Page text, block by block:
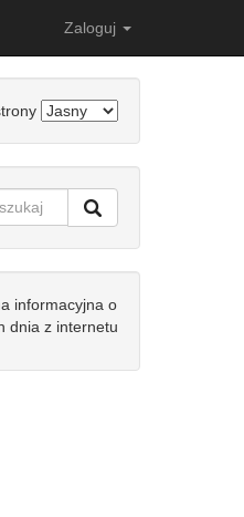
Zaloguj
informacyjna o
dnia z internetu